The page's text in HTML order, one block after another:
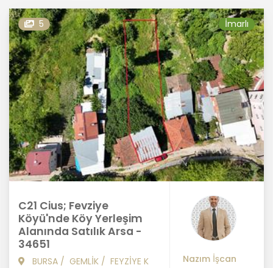
5 İmarlı
C21 Cius; Fevziye
Köyü'nde Köy Yerleşim
Alanında Satılık Arsa -
34651
BURSA / GEMLİK / FEYZİYE K
Nazım İşcan